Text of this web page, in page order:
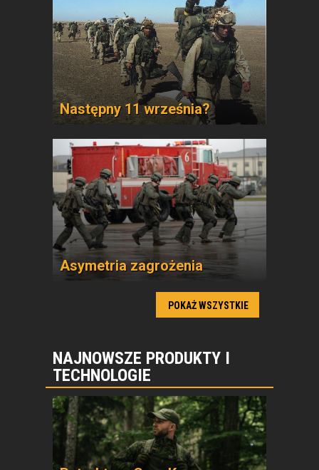
Następny 11 września?
Asymetria zagrożenia
POKAŻ WSZYSTKIE
NAJNOWSZE PRODUKTY I
TECHNOLOGIE